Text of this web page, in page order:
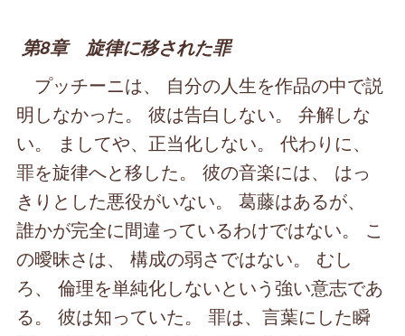
第8章 旋律に移された罪
プッチーニは、 自分の人生を作品の中で説
明しなかった。 彼は告白しない。 弁解しな
い。 ましてや、正当化しない。 代わりに、
罪を旋律へと移した。 彼の音楽には、 はっ
きりとした悪役がいない。 葛藤はあるが、
誰かが完全に間違っているわけではない。 こ
の曖昧さは、 構成の弱さではない。 むし
ろ、 倫理を単純化しないという強い意志であ
る。 彼は知っていた。 罪は、言葉にした瞬